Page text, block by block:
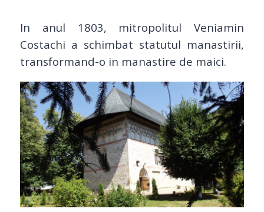
In anul 1803, mitropolitul Veniamin
Costachi a schimbat statutul manastirii,
transformand-o in manastire de maici.